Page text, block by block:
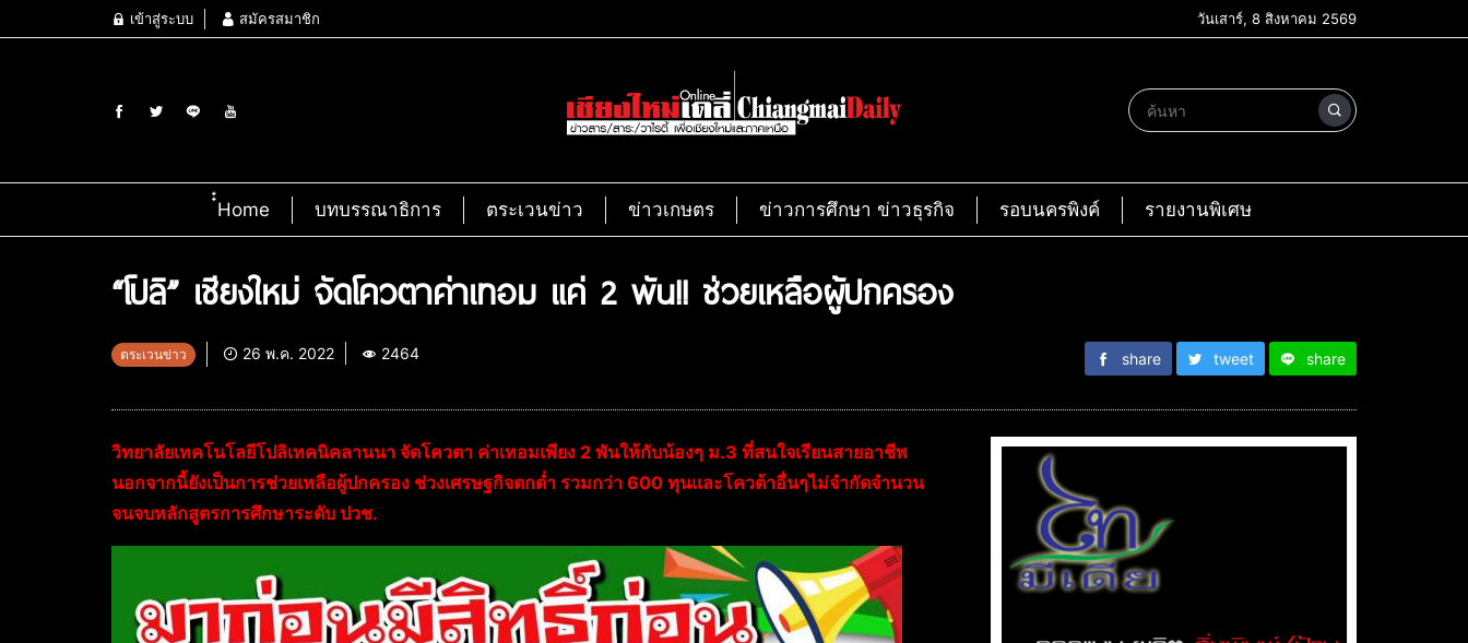
เข้าสู่ระบบ สมัครสมาชิก วันเสาร์, 8 สิงหาคม 2569
๋๋Home บทบรรณาธิการ ตระเวนข่าว ข่าวเกษตร ข่าวการศึกษา ข่าวธุรกิจ รอบนครพิงค์ รายงานพิเศษ
“โปลิ” เชียงใหม่ จัดโควตาค่าเทอม แค่ 2 พัน!! ช่วยเหลือผู้ปกครอง
ตระเวนข่าว 26 พ.ค. 2022 2464 share tweet share
วิทยาลัยเทคโนโลยีโปลิเทคนิคลานนา จัดโควตา ค่าเทอมเพียง 2 พันให้กับน้องๆ ม.3 ที่สนใจเรียนสายอาชีพ
นอกจากนี้ยังเป็นการช่วยเหลือผู้ปกครอง ช่วงเศรษฐกิจตกต่ำ รวมกว่า 600 ทุนและโควต้าอื่นๆไม่จำกัดจำนวน
จนจบหลักสูตรการศึกษาระดับ ปวช.